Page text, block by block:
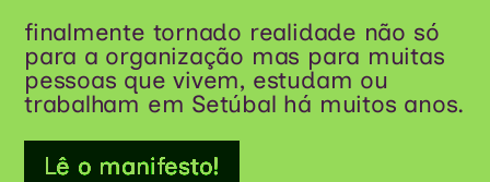
finalmente tornado realidade não só
para a organização mas para muitas
pessoas que vivem, estudam ou
trabalham em Setúbal há muitos anos.
Lê o manifesto!